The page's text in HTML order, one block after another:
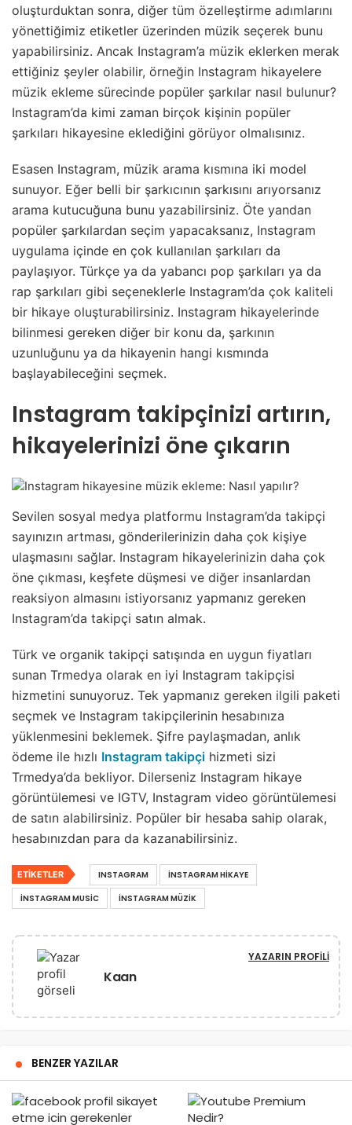
oluşturduktan sonra, diğer tüm özelleştirme adımlarını
yönettiğimiz etiketler üzerinden müzik seçerek bunu
yapabilirsiniz. Ancak Instagram’a müzik eklerken merak
ettiğiniz şeyler olabilir, örneğin Instagram hikayelere
müzik ekleme sürecinde popüler şarkılar nasıl bulunur?
Instagram’da kimi zaman birçok kişinin popüler
şarkıları hikayesine eklediğini görüyor olmalısınız.
Esasen Instagram, müzik arama kısmına iki model
sunuyor. Eğer belli bir şarkıcının şarkısını arıyorsanız
arama kutucuğuna bunu yazabilirsiniz. Öte yandan
popüler şarkılardan seçim yapacaksanız, Instagram
uygulama içinde en çok kullanılan şarkıları da
paylaşıyor. Türkçe ya da yabancı pop şarkıları ya da
rap şarkıları gibi seçeneklerle Instagram’da çok kaliteli
bir hikaye oluşturabilirsiniz. Instagram hikayelerinde
bilinmesi gereken diğer bir konu da, şarkının
uzunluğunu ya da hikayenin hangi kısmında
başlayabileceğini seçmek.
Instagram takipçinizi artırın,
hikayelerinizi öne çıkarın
Sevilen sosyal medya platformu Instagram’da takipçi
sayınızın artması, gönderilerinizin daha çok kişiye
ulaşmasını sağlar. Instagram hikayelerinizin daha çok
öne çıkması, keşfete düşmesi ve diğer insanlardan
reaksiyon almasını istiyorsanız yapmanız gereken
Instagram’da takipçi satın almak.
Türk ve organik takipçi satışında en uygun fiyatları
sunan Trmedya olarak en iyi Instagram takipçisi
hizmetini sunuyoruz. Tek yapmanız gereken ilgili paketi
seçmek ve Instagram takipçilerinin hesabınıza
yüklenmesini beklemek. Şifre paylaşmadan, anlık
ödeme ile hızlı Instagram takipçi hizmeti sizi
Trmedya’da bekliyor. Dilerseniz Instagram hikaye
görüntülemesi ve IGTV, Instagram video görüntülemesi
de satın alabilirsiniz. Popüler bir hesaba sahip olarak,
hesabınızdan para da kazanabilirsiniz.
ETIKETLER INSTAGRAM
INSTAGRAM HIKAYE
INSTAGRAM MUSIC
INSTAGRAM MÜZIK
Kaan
YAZARIN PROFILI
BENZER YAZILAR